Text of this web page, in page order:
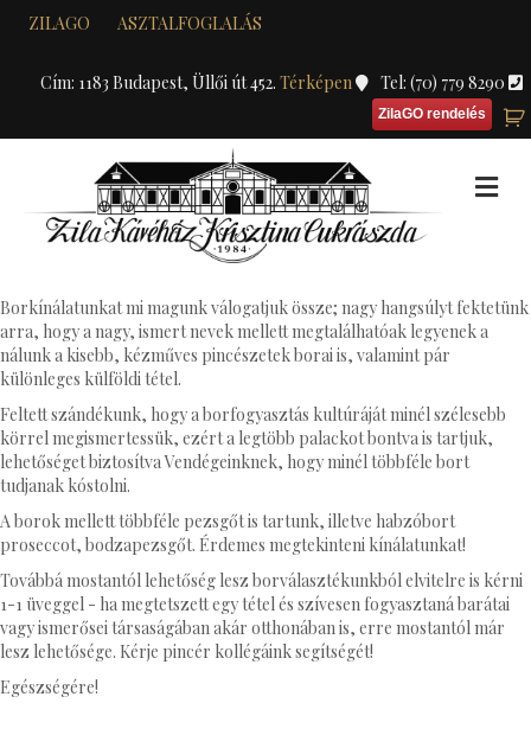
ZILAGO ASZTALFOGLALÁS
Cím: 1183 Budapest, Üllői út 452. Térképen Tel: (70) 779 8290
ZilaGO rendelés
Borkínálatunkat mi magunk válogatjuk össze; nagy hangsúlyt fektetünk
arra, hogy a nagy, ismert nevek mellett megtalálhatóak legyenek a
nálunk a kisebb, kézműves pincészetek borai is, valamint pár
különleges külföldi tétel.
Feltett szándékunk, hogy a borfogyasztás kultúráját minél szélesebb
körrel megismertessük, ezért a legtöbb palackot bontva is tartjuk,
lehetőséget biztosítva Vendégeinknek, hogy minél többféle bort
tudjanak kóstolni.
A borok mellett többféle pezsgőt is tartunk, illetve habzóbort
proseccot, bodzapezsgőt. Érdemes megtekinteni kínálatunkat!
Továbbá mostantól lehetőség lesz borválasztékunkból elvitelre is kérni
1-1 üveggel - ha megtetszett egy tétel és szívesen fogyasztaná barátai
vagy ismerősei társaságában akár otthonában is, erre mostantól már
lesz lehetősége. Kérje pincér kollégáink segítségét!
Egészségére!